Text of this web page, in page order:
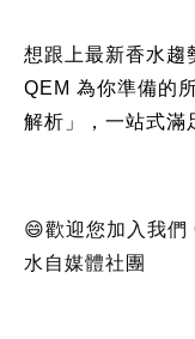
想跟上最新香水趨
QEM 為你準備的
解析」，一站式滿
😄歡迎您加入我們
水自媒體社團